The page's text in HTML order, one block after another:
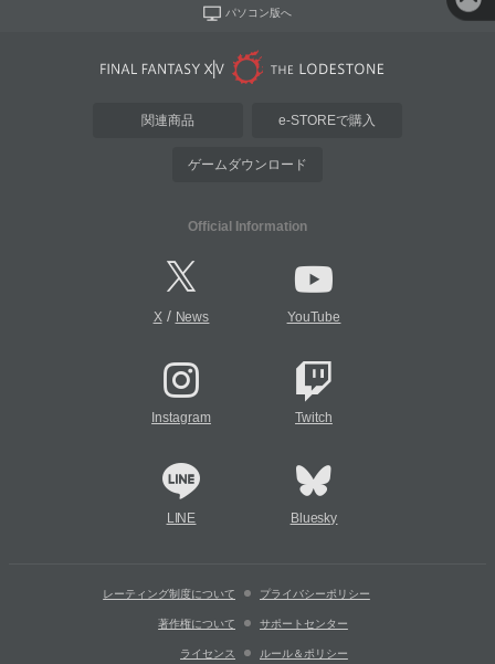
パソコン版へ
関連商品 e-STOREで購入
ゲームダウンロード
Official Information
X/ News YouTube
Instagram Twitch
LINE Bluesky
レーティング制度について プライバシーポリシー
著作権について サポートセンター
ライセンス ルール＆ポリシー